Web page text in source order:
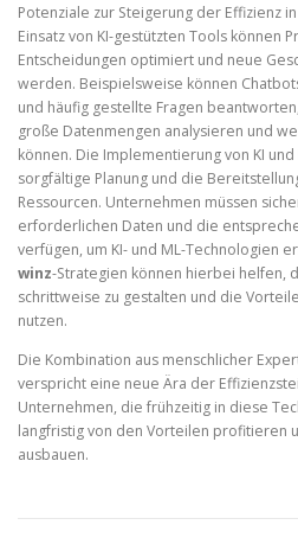
Potenziale zur Steigerung der Effizienz
Einsatz von KI-gestützten Tools können
Entscheidungen optimiert und neue
werden. Beispielsweise können
und häufig gestellte Fragen
große Datenmengen analysieren und
können. Die Implementierung von KI
sorgfältige Planung und die
Ressourcen. Unternehmen müssen
erforderlichen Daten und die
verfügen, um KI- und ML-Technologien
winz-Strategien können hierbei helfen,
schrittweise zu gestalten und die
nutzen.
Die Kombination aus menschlicher
verspricht eine neue Ära der
Unternehmen, die frühzeitig in diese
langfristig von den Vorteilen profitieren
ausbauen.